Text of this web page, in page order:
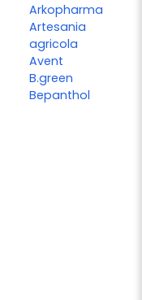
Arkopharma
Artesania
agricola
Avent
B.green
Bepanthol